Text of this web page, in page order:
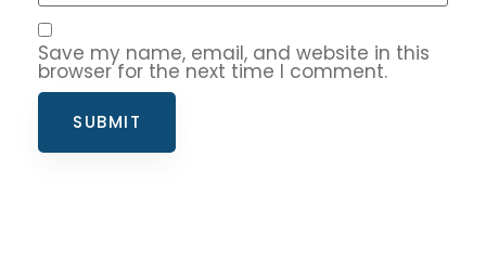
Save my name, email, and website in this
browser for the next time I comment.